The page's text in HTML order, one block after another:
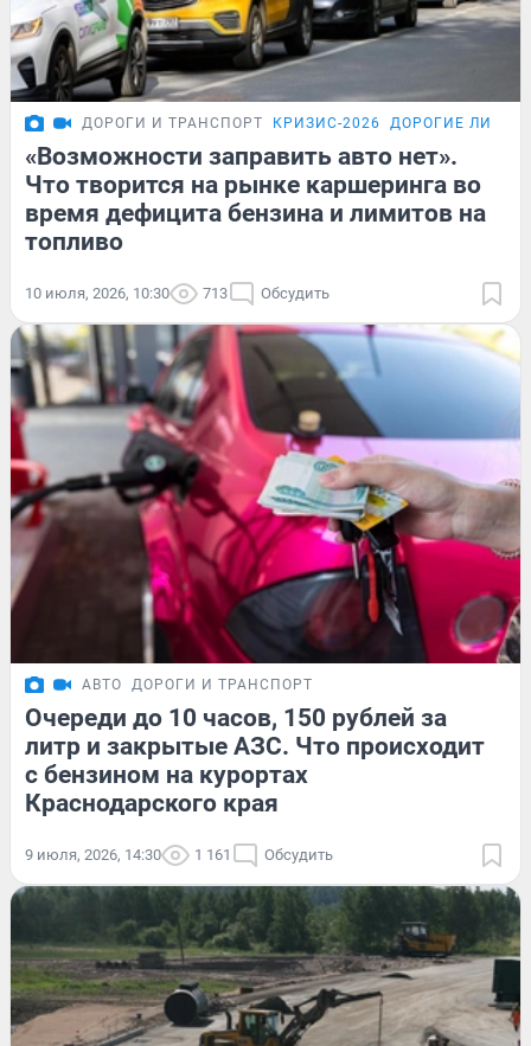
ДОРОГИ И ТРАНСПОРТ КРИЗИС-2026 ДОРОГИЕ ЛИТРЫ
«Возможности заправить авто нет».
Что творится на рынке каршеринга во
время дефицита бензина и лимитов на
топливо
10 июля, 2026, 10:30 713 Обсудить
АВТО ДОРОГИ И ТРАНСПОРТ
Очереди до 10 часов, 150 рублей за
литр и закрытые АЗС. Что происходит
с бензином на курортах
Краснодарского края
9 июля, 2026, 14:30 1 161 Обсудить